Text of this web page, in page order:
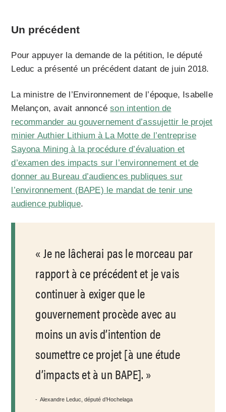
Un précédent
Pour appuyer la demande de la pétition, le député
Leduc a présenté un précédent datant de juin 2018.
La ministre de l’Environnement de l’époque, Isabelle
Melançon, avait annoncéson intention de
recommander au gouvernement d’assujettir le projet
minier Authier Lithium à La Motte de l’entreprise
Sayona Mining à la procédure d’évaluation et
d’examen des impacts sur l’environnement et de
donner au Bureau d’audiences publiques sur
l’environnement (BAPE) le mandat de tenir une
audience publique.
Je ne lâcherai pas le morceau par
rapport à ce précédent et je vais
continuer à exiger que le
gouvernement procède avec au
moins un avis d’intention de
soumettre ce projet [à une étude
d’impacts et à un BAPE].
Alexandre Leduc, député d’Hochelaga